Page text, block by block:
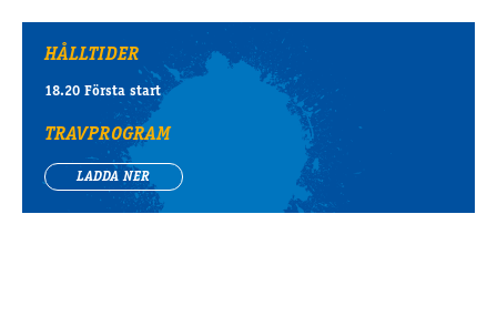
HÅLLTIDER
18.20 Första start
TRAVPROGRAM
LADDA NER